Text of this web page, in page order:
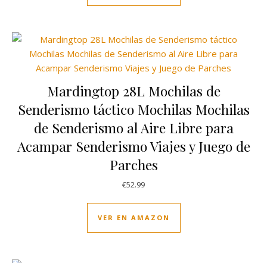
Mardingtop 28L Mochilas de
Senderismo táctico Mochilas Mochilas
de Senderismo al Aire Libre para
Acampar Senderismo Viajes y Juego de
Parches
€52.99
VER EN AMAZON